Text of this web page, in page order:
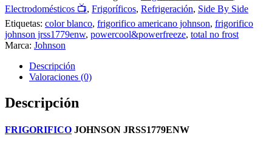
Electrodomésticos 📺, Frigoríficos, Refrigeración, Side By Side
Etiquetas: color blanco, frigorifico americano johnson, frigorifico
johnson jrss1779enw, powercool&powerfreeze, total no frost
Marca: Johnson
Descripción
Valoraciones (0)
Descripción
FRIGORIFICO JOHNSON JRSS1779ENW